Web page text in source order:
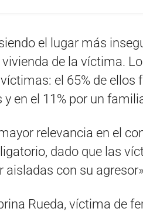
el lugar más
de la víctima.
el 65% de ellos
en el 11% por un
relevancia en el
dado que las
con su
Rueda, víctima de